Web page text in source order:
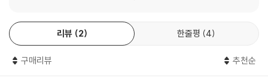
로 써야 한다. 나의 기사가 되었으므로.
--- p.112
‘여권이 필요 없는’ 영화라는 국가의 시민들
리뷰 2 한줄평 4
구매리뷰 추천순